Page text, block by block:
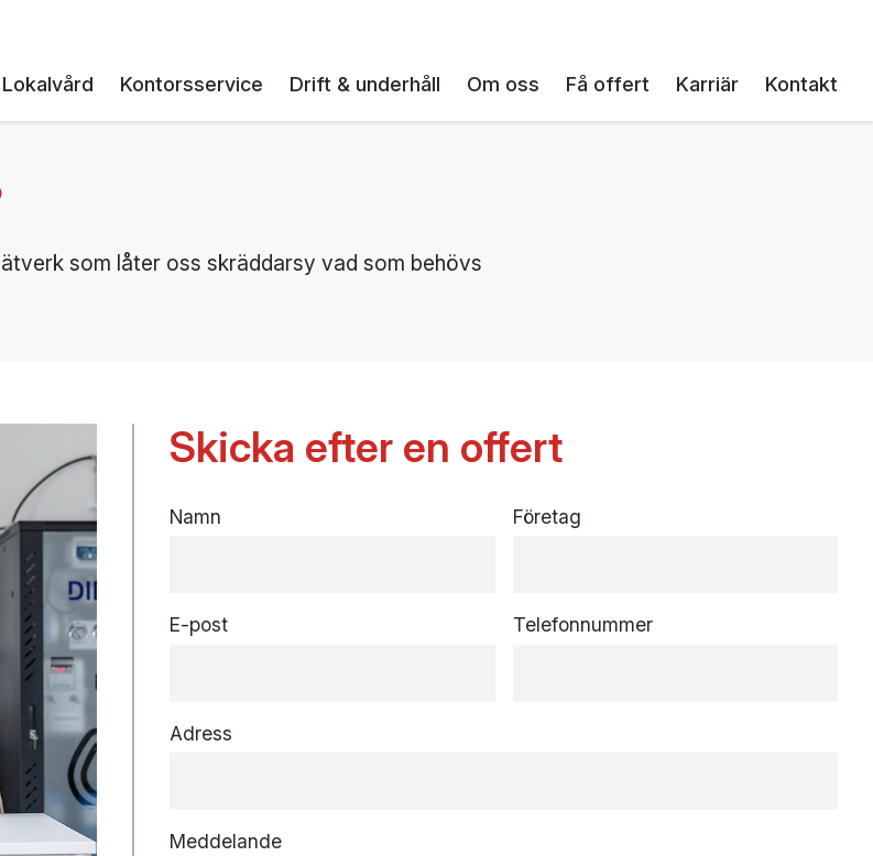
Lokalvård Kontorsservice Drift & underhåll Om oss Få offert Karriär Kontakt
som låter oss skräddarsy vad som behövs
Skicka efter en offert
Namn
E-post
Företag
Telefonnummer
Adress
Meddelande